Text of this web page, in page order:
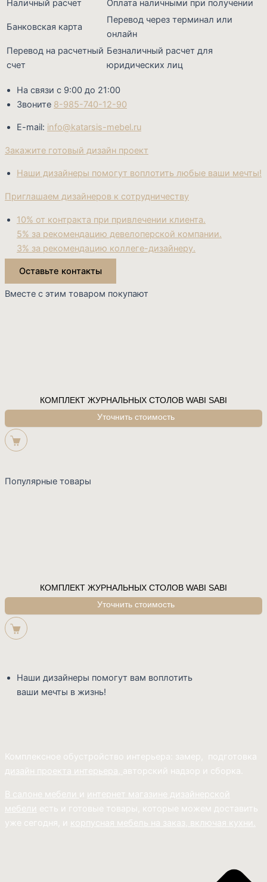
Наличный расчет Оплата наличными при получении
Банковская карта
Перевод через терминал или
онлайн
Перевод на расчетный
счет
Безналичный расчет для
юридических лиц
На связи с 9:00 до 21:00
Звоните 8-985-740-12-90
E-mail: info@katarsis-mebel.ru
Закажите готовый дизайн проект
Наши дизайнеры помогут воплотить любые ваши мечты!
Приглашаем дизайнеров к сотрудничеству
10% от контракта при привлечении клиента.
5% за рекомендацию девелоперской компании.
3% за рекомендацию коллеге-дизайнеру.
Оставьте контакты
Вместе с этим товаром покупают
КОМПЛЕКТ ЖУРНАЛЬНЫХ СТОЛОВ WABI SABI
Популярные товары
КОМПЛЕКТ ЖУРНАЛЬНЫХ СТОЛОВ WABI SABI
Наши дизайнеры помогут вам воплотить
ваши мечты в жизнь!
Комплексное обустройство интерьера: замер, подготовка
дизайн проекта интерьера, авторский надзор и сборка.
В салоне мебели и интернет магазине дизайнерской
мебели есть и готовые товары, которые можем доставить
уже сегодня, и корпусная мебель на заказ, включая кухни.